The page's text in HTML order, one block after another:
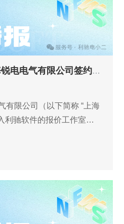
值的持续认可。
签约快报25.12.2|上海锐电电气有限公司签约利驰报价工作室！
有限公司（以下简称 “上海
利驰软件的报价工作室
电气成套设备及配件、变
工与销售，配套技术研
价工具，旨在优化多品类、
提升响应效率与精准度，巩
势。